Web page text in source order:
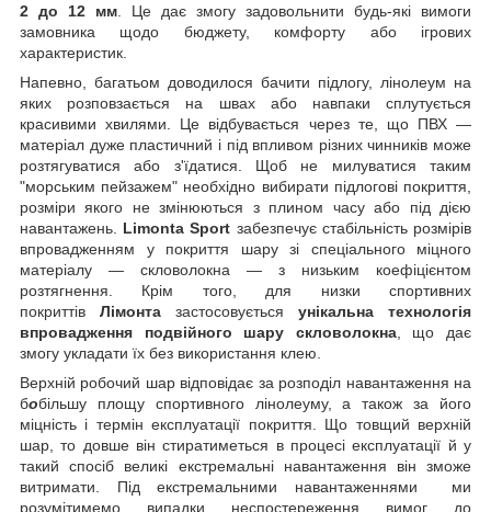
2 до 12 мм . Це дає змогу задовольнити будь-які вимоги
замовника щодо бюджету, комфорту або ігрових
характеристик.
Напевно, багатьом доводилося бачити підлогу, лінолеум на
яких розповзається на швах або навпаки сплутується
красивими хвилями. Це відбувається через те, що ПВХ —
матеріал дуже пластичний і під впливом різних чинників може
розтягуватися або з'їдатися. Щоб не милуватися таким
"морським пейзажем" необхідно вибирати підлогові покриття,
розміри якого не змінюються з плином часу або під дією
навантажень. LimontaSport забезпечує стабільність розмірів
впровадженням у покриття шару зі спеціального міцного
матеріалу — скловолокна — з низьким коефіцієнтом
розтягнення. Крім того, для низки спортивних
покриттів Лімонта застосовується унікальна технологія
впровадження подвійного шару скловолокна, що дає
змогу укладати їх без використання клею.
Верхній робочий шар відповідає за розподіл навантаження на
бобільшу площу спортивного лінолеуму, а також за його
міцність і термін експлуатації покриття. Що товщий верхній
шар, то довше він стиратиметься в процесі експлуатації й у
такий спосіб великі екстремальні навантаження він зможе
витримати. Під екстремальними навантаженнями ми
розумітимемо випадки неспостереження вимог до